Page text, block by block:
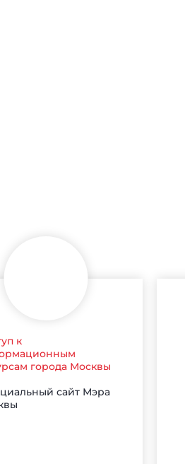
к
города Москвы
сайт Мэра